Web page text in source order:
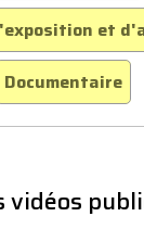
et
Documentaire
vidéos